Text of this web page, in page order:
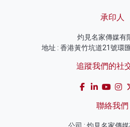
承印人
灼見名家傳媒有
地址 : 香港黃竹坑道21號環
追蹤我們的社
聯絡我們
公司 : 灼見名家傳